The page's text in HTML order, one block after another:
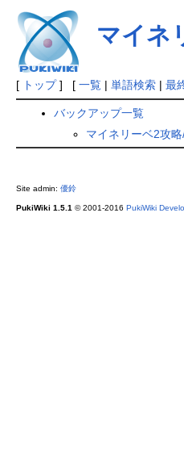
マイネ
[ トップ] [ 一覧| 単語検索| 最
バックアップ一覧
マイネリーベ2攻
Site admin: 優鈴
PukiWiki 1.5.1 © 2001-2016 PukiWiki